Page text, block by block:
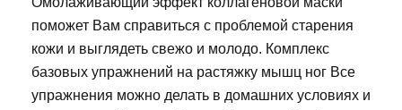
поможет Вам справиться с проблемой старения
кожи и выглядеть свежо и молодо. Комплекс
базовых упражнений на растяжку мышц ног Все
упражнения можно делать в домашних условиях и